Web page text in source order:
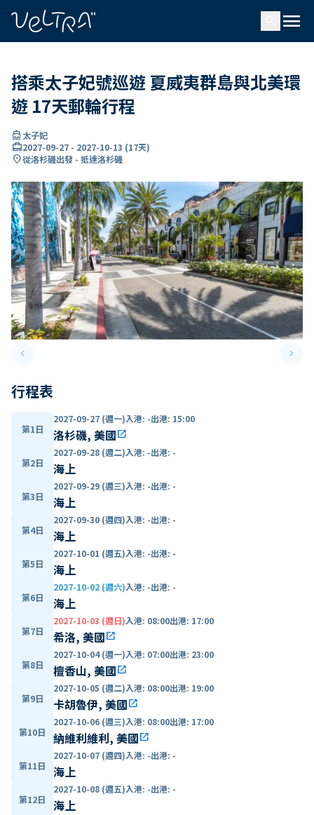
menu
搭乘太子妃號巡遊 夏威夷群島與北美環
遊 17天郵輪行程
directions_boat太子妃
card_travel2027-09-27 - 2027-10-13 (17天)
location_on從洛杉磯出發 - 抵達洛杉磯
keyboard_arrow_leftPrevious slide keyboard_arrow_right
行程表
第1日
2027-09-27 (週一)入港: -出港: 15:00
洛杉磯, 美國open_in_new
第2日
2027-09-28 (週二)入港: -出港: -
海上
第3日
2027-09-29 (週三)入港: -出港: -
海上
第4日
2027-09-30 (週四)入港: -出港: -
海上
第5日
2027-10-01 (週五)入港: -出港: -
海上
第6日
2027-10-02 (週六)入港: -出港: -
海上
第7日
2027-10-03 (週日)入港: 08:00出港: 17:00
希洛, 美國open_in_new
第8日
2027-10-04 (週一)入港: 07:00出港: 23:00
檀香山, 美國open_in_new
第9日
2027-10-05 (週二)入港: 08:00出港: 19:00
卡胡魯伊, 美國open_in_new
第10日
2027-10-06 (週三)入港: 08:00出港: 17:00
納維利維利, 美國open_in_new
第11日
2027-10-07 (週四)入港: -出港: -
海上
第12日
2027-10-08 (週五)入港: -出港: -
海上